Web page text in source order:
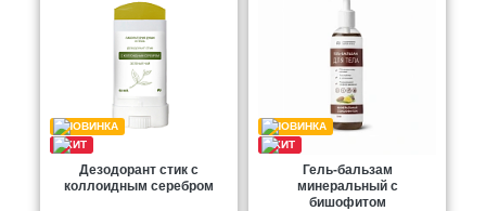
Дезодорант стик с
коллоидным серебром
Гель-бальзам
минеральный с
бишофитом